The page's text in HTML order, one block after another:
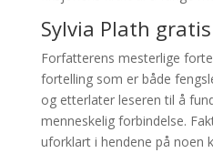
Sylvia Plath
Forfatterens mesterlige
fortelling som er både
og etterlater leseren til å
menneskelig forbindelse.
uforklart i hendene på noen